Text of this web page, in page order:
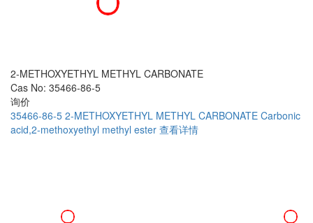
2-METHOXYETHYL METHYL CARBONATE
Cas No: 35466-86-5
询价
35466-86-5 2-METHOXYETHYL METHYL CARBONATE Carbonic
acid,2-methoxyethyl methyl ester 查看详情